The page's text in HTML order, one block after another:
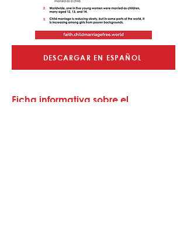
DESCARGAR EN ESPAÑOL
Ficha informativa sobre el